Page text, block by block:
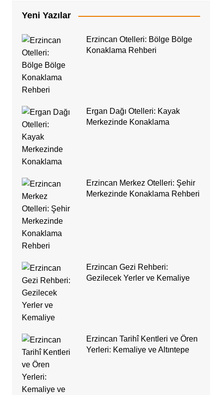
Yeni Yazılar
Erzincan Otelleri: Bölge Bölge
Konaklama Rehberi
Ergan Dağı Otelleri: Kayak
Merkezinde Konaklama
Erzincan Merkez Otelleri: Şehir
Merkezinde Konaklama Rehberi
Erzincan Gezi Rehberi:
Gezilecek Yerler ve Kemaliye
Erzincan Tarihî Kentleri ve Ören
Yerleri: Kemaliye ve Altıntepe